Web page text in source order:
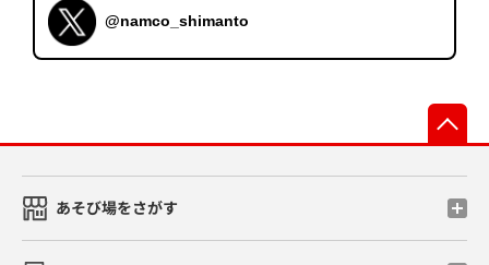
@namco_shimanto
あそび場をさがす